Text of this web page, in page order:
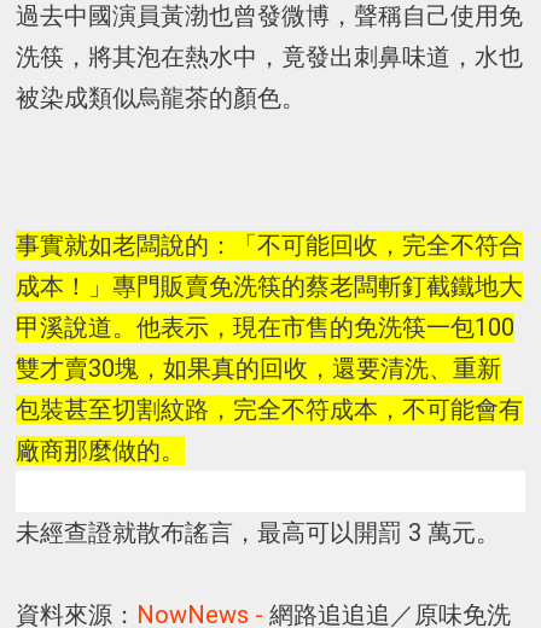
過去中國演員黃渤也曾發微博，聲稱自己使用免
洗筷，將其泡在熱水中，竟發出刺鼻味道，水也
被染成類似烏龍茶的顏色。
事實就如老闆說的：「不可能回收，完全不符合
成本！」專門販賣免洗筷的蔡老闆斬釘截鐵地大
甲溪說道。他表示，現在市售的免洗筷一包100
雙才賣30塊，如果真的回收，還要清洗、重新
包裝甚至切割紋路，完全不符成本，不可能會有
廠商那麼做的。
未經查證就散布謠言，最高可以開罰 3 萬元。
資料來源： NowNews -網路追追追／原味免洗